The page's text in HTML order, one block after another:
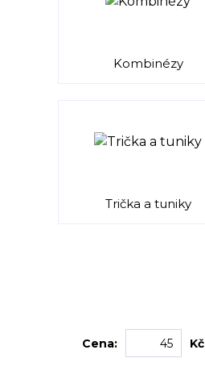
Kombinézy
Trička a tuniky
Cena: Kč